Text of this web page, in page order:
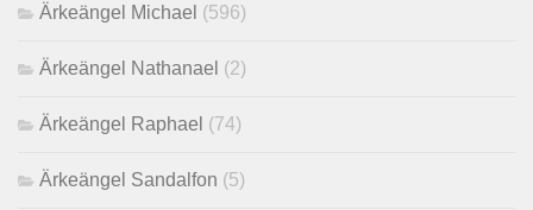
Ärkeängel Michael (596)
Ärkeängel Nathanael (2)
Ärkeängel Raphael (74)
Ärkeängel Sandalfon (5)